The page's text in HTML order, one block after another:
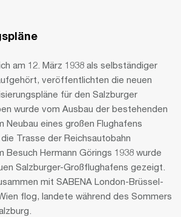
am 12. März 1938 als selbständiger
veröffentlichten die neuen
für den Salzburger
wurde vom Ausbau der bestehenden
Neubau eines großen Flughafens
Trasse der Reichsautobahn
Besuch Hermann Görings 1938 wurde
Salzburger-Großflughafens gezeigt.
mit SABENA London-Brüssel-
flog, landete während des Sommers